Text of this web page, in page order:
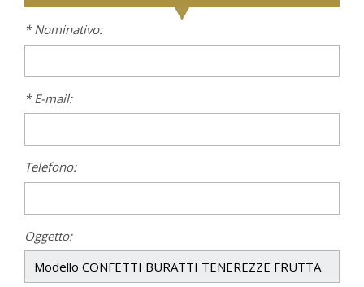
* Nominativo:
* E-mail:
Telefono:
Oggetto: